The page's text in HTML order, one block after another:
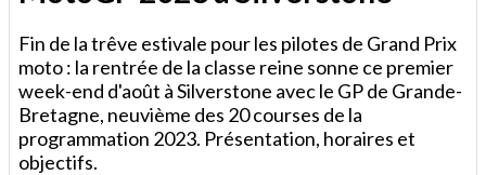
Fin de la trêve estivale pour les pilotes de Grand Prix
moto : la rentrée de la classe reine sonne ce premier
week-end d'août à Silverstone avec le GP de Grande-
Bretagne, neuvième des 20 courses de la
programmation 2023. Présentation, horaires et
objectifs.